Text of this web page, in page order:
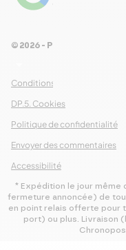
Conditions Générales de
DP.5. Cookies
Politique de confidentialité
Envoyer des commentaires
Accessibilité
© 2026 - Pour Les
* Expédition le jour même
fermeture annoncée) de
en point relais offerte pour
port) ou plus. Livraison